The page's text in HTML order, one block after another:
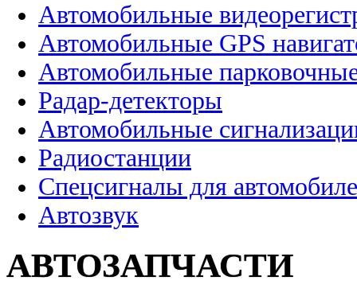
Автомобильные
Автомобильные GPS
Автомобильные
Радар-детекторы
Автомобильные
Радиостанции
Спецсигналы для
Автозвук
АВТОЗАПЧАСТИ